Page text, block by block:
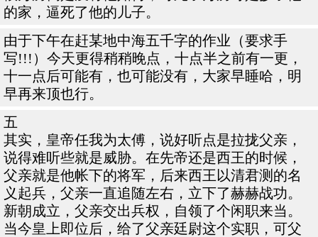
的家，逼死了他的儿子。
由于下午在赶某地中海五千字的作业（要求手
写!!!）今天更得稍稍晚点，十点半之前有一更，
十一点后可能有，也可能没有，大家早睡哈，明
早再来顶也行。
五
其实，皇帝任我为太傅，说好听点是拉拢父亲，
说得难听些就是威胁。在先帝还是西王的时候，
父亲就是他帐下的将军，后来西王以清君测的名
义起兵，父亲一直追随左右，立下了赫赫战功。
新朝成立，父亲交出兵权，自领了个闲职来当。
当今皇上即位后，给了父亲廷尉这个实职，可父